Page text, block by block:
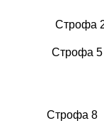
Строфа
Строфа 5
Строфа 8